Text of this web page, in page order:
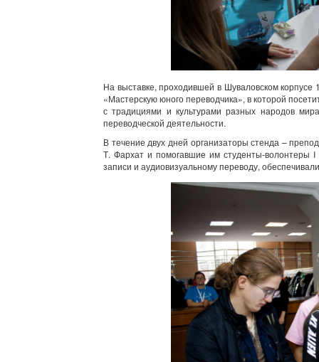
На выставке, проходившей в Шуваловском
«Мастерскую юного переводчика», в которой
с традициями и культурами разных народов
переводческой деятельности.
В течение двух дней организаторы стенда –
Т. Фархат и помогавшие им студенты-волонтеры
записи и аудиовизуальному переводу,